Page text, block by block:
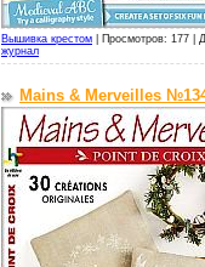
Вышивка крестом Просмотров: 177 |
журнал
Mains & Merveilles